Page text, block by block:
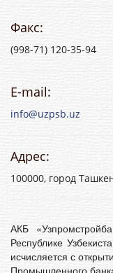
Факс:
(998-71) 120-35-94
E-mail:
info@uzpsb.uz
Адрес:
100000, город
АКБ
Республике
исчисляется с
Промышленного